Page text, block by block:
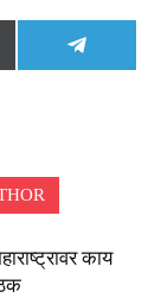
Share
on
काय